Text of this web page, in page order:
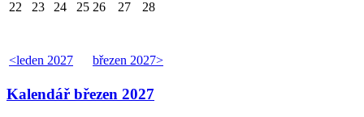
<leden 2027 březen 2027>
22
23 24 25 26 27 28
Kalendář březen 2027